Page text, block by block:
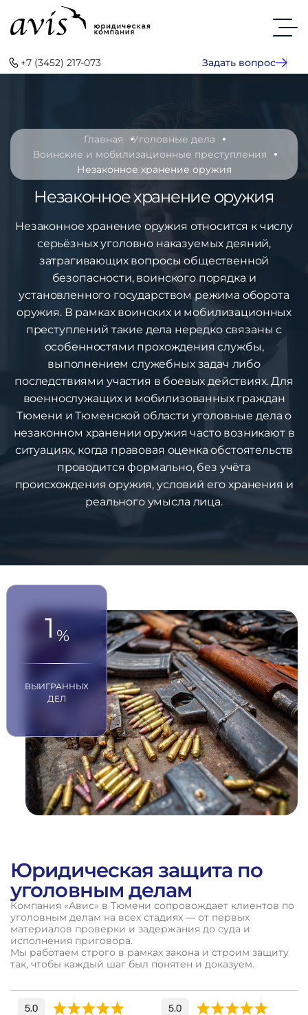
+7 (3452) 217-073 Задать вопрос
Главная
Уголовные дела
Воинские и мобилизационные преступления
Незаконное хранение оружия
Незаконное хранение оружия
Незаконное хранение оружия относится к числу
серьёзных уголовно наказуемых деяний,
затрагивающих вопросы общественной
безопасности, воинского порядка и
установленного государством режима оборота
оружия. В рамках воинских и мобилизационных
преступлений такие дела нередко связаны с
особенностями прохождения службы,
выполнением служебных задач либо
последствиями участия в боевых действиях. Для
военнослужащих и мобилизованных граждан
Тюмени и Тюменской области уголовные дела о
незаконном хранении оружия часто возникают в
ситуациях, когда правовая оценка обстоятельств
проводится формально, без учёта
происхождения оружия, условий его хранения и
реального умысла лица.
1 %
ВЫИГРАННЫХ
ДЕЛ
Юридическая защита по
уголовным делам
Компания «Авис» в Тюмени сопровождает клиентов по
уголовным делам на всех стадиях — от первых
материалов проверки и задержания до суда и
исполнения приговора.
Мы работаем строго в рамках закона и строим защиту
так, чтобы каждый шаг был понятен и доказуем.